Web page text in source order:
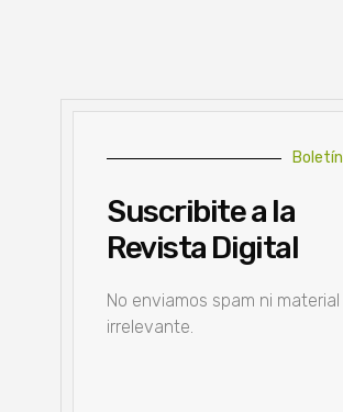
Boletín
Suscribite a la
Revista Digital
No enviamos spam ni material
irrelevante.